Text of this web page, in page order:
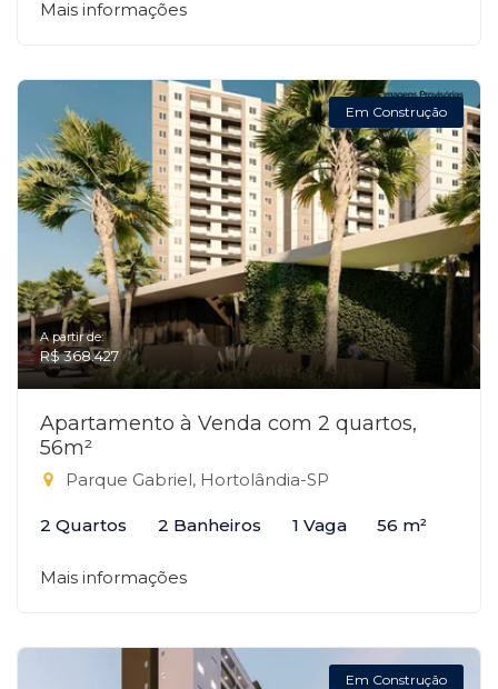
Mais informações
Em Construção
A partir de:
R$ 368.427
Apartamento à Venda com 2 quartos,
56m²
Parque Gabriel, Hortolândia-SP
2 Quartos 2 Banheiros 1 Vaga 56 m²
Mais informações
Em Construção